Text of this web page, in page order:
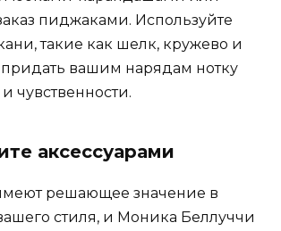
пиджаками. Используйте
такие как шелк, кружево и
придать вашим нарядам нотку
чувственности.
аксессуарами
решающее значение в
стиля, и Моника Беллуччи